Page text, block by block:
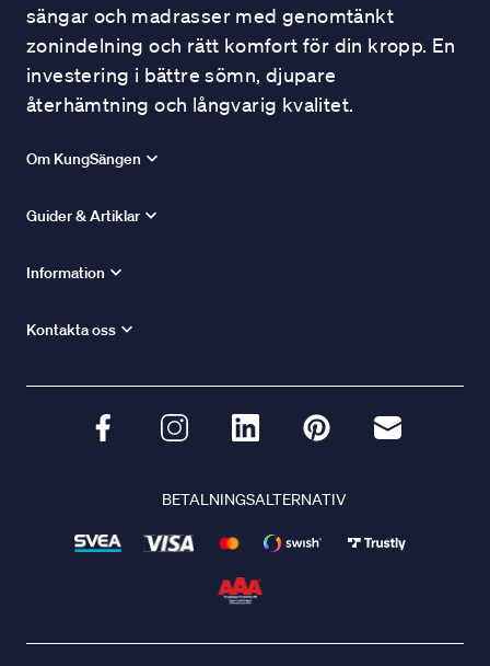
sängar och madrasser med genomtänkt
zonindelning och rätt komfort för din kropp. En
investering i bättre sömn, djupare
återhämtning och långvarig kvalitet.
Om KungSängen
Guider & Artiklar
Information
Kontakta oss
BETALNINGSALTERNATIV